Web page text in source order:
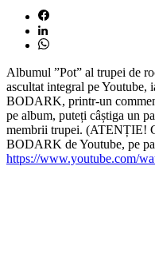
Albumul ”Pot” al trupei de
ascultat integral pe Youtube,
BODARK, printr-un
pe album, puteți câștiga un
membrii trupei. (ATENȚIE!
BODARK de Youtube, pe
https://www.youtube.com/